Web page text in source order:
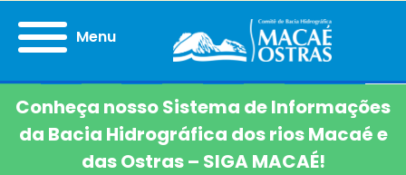
Menu
Conheça nosso Sistema de Informações
da Bacia Hidrográfica dos rios Macaé e
das Ostras – SIGA MACAÉ!